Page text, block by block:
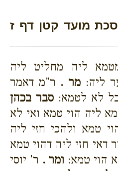
מועד קטן דף ז
ליה מחליט ליה
ליה: מר . ר"מ דאמר
לא לטמא: סבר בכהן
ליה הוי טמא ואי לא
טמא ולהכי חזי ליה
חזי ליה דהוי טמא
הוי טמא: ומר . ר' יוסי